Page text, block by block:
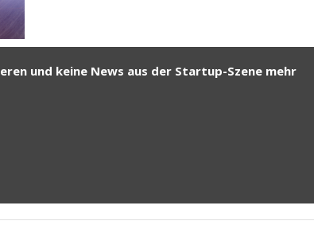
und keine News aus der Startup-Szene mehr